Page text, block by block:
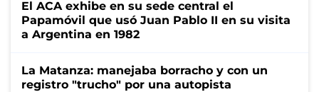
El ACA exhibe en su sede central el
Papamóvil que usó Juan Pablo II en su visita
a Argentina en 1982
La Matanza: manejaba borracho y con un
registro "trucho" por una autopista